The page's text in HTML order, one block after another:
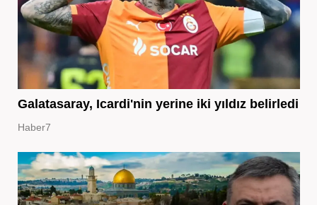
Galatasaray, Icardi'nin yerine iki yıldız belirledi
Haber7